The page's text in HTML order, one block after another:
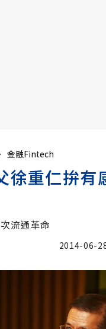
金融Fintech
徐重仁拚有
流通革命
2014-06-